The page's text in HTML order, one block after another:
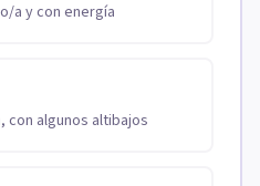
a y con energía
con algunos altibajos